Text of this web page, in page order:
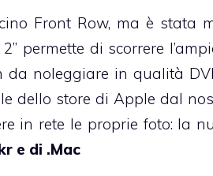
Front Row, ma è stata
permette di scorrere
da noleggiare in qualità
dello store di Apple dal
in rete le proprie foto: la
e di .Mac